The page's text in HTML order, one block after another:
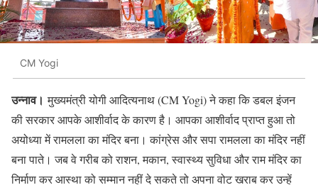
CM Yogi
उन्नाव। मुख्यमंत्री योगी आदित्यनाथ (CM Yogi) ने कहा कि डबल इंजन
की सरकार आपके आशीर्वाद के कारण है। आपका आशीर्वाद प्राप्त हुआ तो
अयोध्या में रामलला का मंदिर बना। कांग्रेस और सपा रामलला का मंदिर नहीं
बना पाते। जब वे गरीब को राशन, मकान, स्वास्थ्य सुविधा और राम मंदिर का
निर्माण कर आस्था को सम्मान नहीं दे सकते तो अपना वोट खराब कर उन्हें